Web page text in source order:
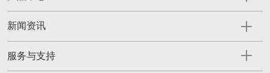
新闻资讯
服务与支持